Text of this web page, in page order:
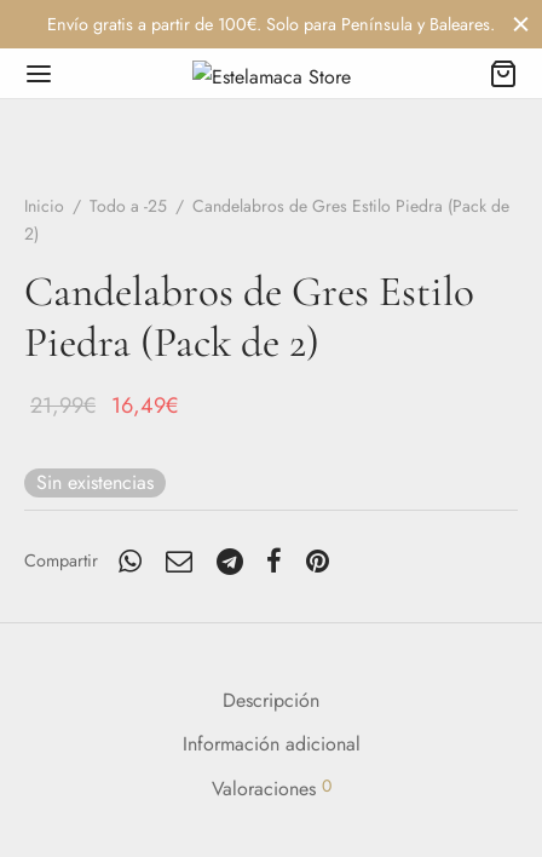
Envío gratis a partir de 100€. Solo para Península y Baleares.
Inicio / Todo a -25 / Candelabros de Gres Estilo Piedra (Pack de
2)
Candelabros de Gres Estilo
Piedra (Pack de 2)
21,99€ El
original
era:
21,99€.
16,49€
es:
16,49€.
Sin existencias
Compartir
Descripción
Información adicional
Valoraciones 0